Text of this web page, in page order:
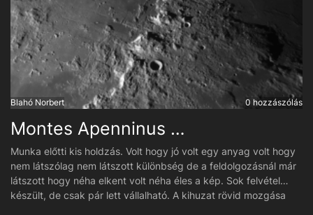
Blahó Norbert 0 hozzászólás
Montes Apenninus és vidéke
Munka előtti kis holdzás. Volt hogy jó volt egy anyag volt hogy
nem látszólag nem látszott különbség de a feldolgozásnál már
látszott hogy néha elkent volt néha éles a kép. Sok felvétel
készült, de csak pár lett vállalható. A kihuzat rövid mozgása